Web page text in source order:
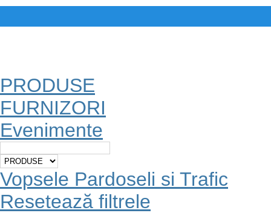
PRODUSE
FURNIZORI
Evenimente
Vopsele Pardoseli si Trafic
Resetează filtrele